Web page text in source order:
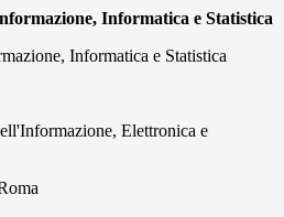
Informatica e Statistica
Informatica e Statistica
Elettronica e